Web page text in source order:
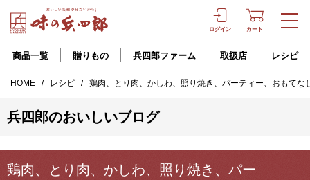
ログイン カート
商品一覧 贈りもの 兵四郎ファーム 取扱店 レシピ
HOME / レシピ / 鶏肉、とり肉、かしわ、照り焼き、パーティー、おもてな
兵四郎のおいしいブログ
鶏肉、とり肉、かしわ、照り焼き、パー